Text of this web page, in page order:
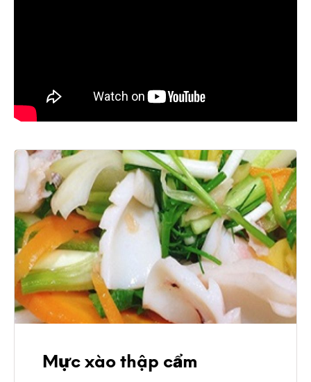
Mực xào thập cẩm